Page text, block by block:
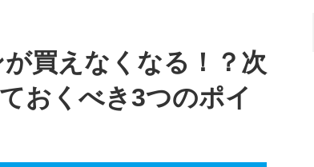
が買えなくなる！？次
おくべき3つのポイ